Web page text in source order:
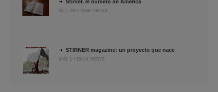
Stirner, el número de América
OCT 28 • 20942 VIEWS
STIRNER magazine: un proyecto que nace
MAY 1 • 15414 VIEWS